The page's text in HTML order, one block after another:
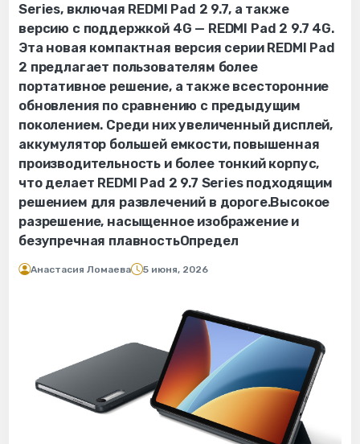
Series, включая REDMI Pad 2 9.7, а также
версию с поддержкой 4G — REDMI Pad 2 9.7 4G.
Эта новая компактная версия серии REDMI Pad
2 предлагает пользователям более
портативное решение, а также всесторонние
обновления по сравнению с предыдущим
поколением. Среди них увеличенный дисплей,
аккумулятор большей емкости, повышенная
производительность и более тонкий корпус,
что делает REDMI Pad 2 9.7 Series подходящим
решением для развлечений в дороге.Высокое
разрешение, насыщенное изображение и
безупречная плавностьОпредел
Анастасия Ломаева 5 июня, 2026